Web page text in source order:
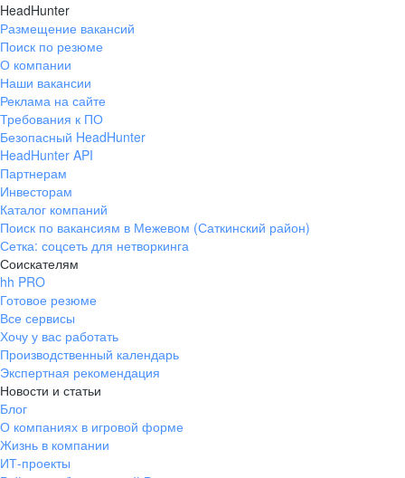
HeadHunter
Размещение вакансий
Поиск по резюме
О компании
Наши вакансии
Реклама на сайте
Требования к ПО
Безопасный HeadHunter
HeadHunter API
Партнерам
Инвесторам
Каталог компаний
Поиск по вакансиям в Межевом (Саткинский район)
Сетка: соцсеть для нетворкинга
Соискателям
hh PRO
Готовое резюме
Все сервисы
Хочу у вас работать
Производственный календарь
Экспертная рекомендация
Новости и статьи
Блог
О компаниях в игровой форме
Жизнь в компании
ИТ-проекты